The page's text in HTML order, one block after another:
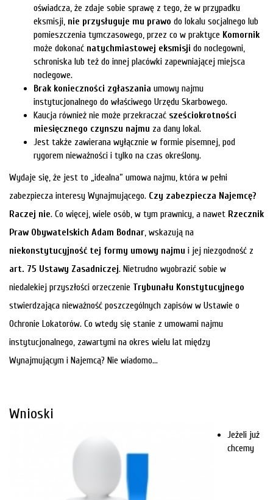
oświadcza, że zdaje sobie sprawę z tego, że w przypadku
eksmisji, nie przysługuje mu prawo do lokalu socjalnego lub
pomieszczenia tymczasowego, przez co w praktyce Komornik
może dokonać natychmiastowej eksmisji do noclegowni,
schroniska lub też do innej placówki zapewniającej miejsca
noclegowe.
Brak konieczności zgłaszania umowy najmu
instytucjonalnego do właściwego Urzędu Skarbowego.
Kaucja również nie może przekraczać sześciokrotności
miesięcznego czynszu najmu za dany lokal.
Jest także zawierana wyłącznie w formie pisemnej, pod
rygorem nieważności i tylko na czas określony.
Wydaje się, że jest to „idealna” umowa najmu, która w pełni
zabezpiecza interesy Wynajmującego. Czy zabezpiecza Najemcę?
Raczej nie. Co więcej, wiele osób, w tym prawnicy, a nawet Rzecznik
Praw Obywatelskich Adam Bodnar, wskazują na
niekonstytucyjność tej formy umowy najmu i jej niezgodność z
art. 75 Ustawy Zasadniczej. Nietrudno wyobrazić sobie w
niedalekiej przyszłości orzeczenie Trybunału Konstytucyjnego
stwierdzająca nieważność poszczególnych zapisów w Ustawie o
Ochronie Lokatorów. Co wtedy się stanie z umowami najmu
instytucjonalnego, zawartymi na okres wielu lat między
Wynajmującym i Najemcą? Nie wiadomo…
Wnioski
Jeżeli już
chcemy